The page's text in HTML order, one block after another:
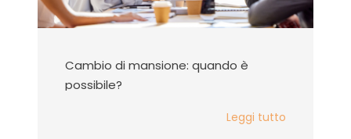
Cambio di mansione: quando è
possibile?
Leggi tutto